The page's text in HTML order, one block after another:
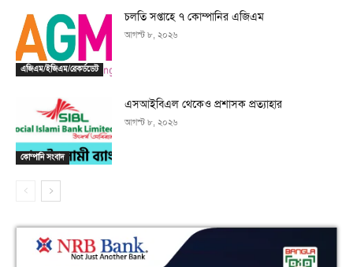
এজিএম/ইজিএম/রেকর্ডডেট
চলতি সপ্তাহে ৭ কোম্পানির এজিএম
আগস্ট ৮, ২০২৬
কোম্পানি সংবাদ
এসআইবিএল থেকেও প্রশাসক প্রত্যাহার
আগস্ট ৮, ২০২৬